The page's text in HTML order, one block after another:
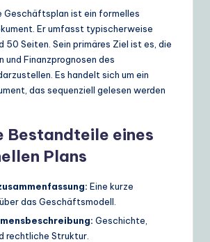
Geschäftsplan ist ein formelles
Er umfasst typischerweise
50 Seiten. Sein primäres Ziel ist es, die
und Finanzprognosen des
Es handelt sich um ein
das sequenziell gelesen werden
Bestandteile eines
Plans
Eine kurze
das Geschäftsmodell.
Geschichte,
rechtliche Struktur.